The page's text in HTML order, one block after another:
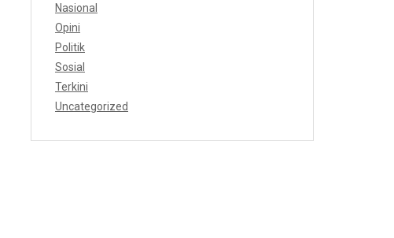
Nasional
Opini
Politik
Sosial
Terkini
Uncategorized